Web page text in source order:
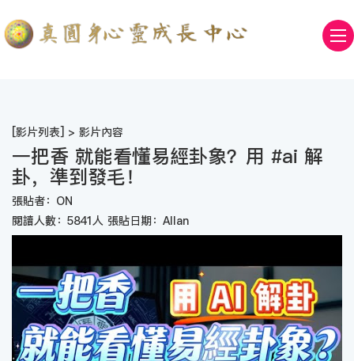
[影片列表] > 影片內容
一把香 就能看懂易經卦象？用 #ai 解
卦，準到發毛！
張貼者：ON
閱讀人數：5841人 張貼日期：Allan